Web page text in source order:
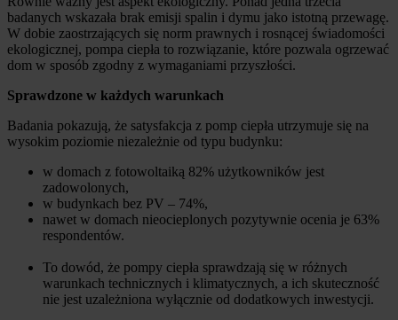
badanych wskazała brak emisji spalin i dymu jako istotną przewagę.
W dobie zaostrzających się norm prawnych i rosnącej świadomości
ekologicznej, pompa ciepła to rozwiązanie, które pozwala ogrzewać
dom w sposób zgodny z wymaganiami przyszłości.
Sprawdzone w każdych warunkach
Badania pokazują, że satysfakcja z pomp ciepła utrzymuje się na
wysokim poziomie niezależnie od typu budynku:
w domach z fotowoltaiką 82% użytkowników jest
zadowolonych,
w budynkach bez PV – 74%,
nawet w domach nieocieplonych pozytywnie ocenia je 63%
respondentów.
To dowód, że pompy ciepła sprawdzają się w różnych
warunkach technicznych i klimatycznych, a ich skuteczność
nie jest uzależniona wyłącznie od dodatkowych inwestycji.